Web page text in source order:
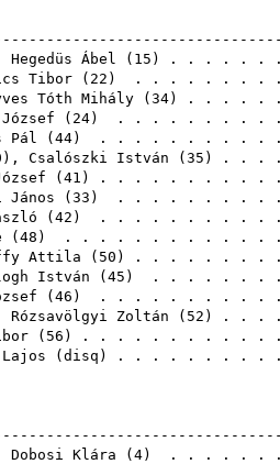
Hegedüs Ábel ( 15 ) . . . . . . .
Tibor ( 22 ) . . . . . . . . .
Tóth Mihály ( 34) . . . . . .
( 24) . . . . . . . . . .
Pál ( 44) . . . . . . . . . . .
), Csalószki István ( 35 ) . . . .
( 41 ) . . . . . . . . . . .
János ( 33 ) . . . . . . . . . .
( 42 ) . . . . . . . . . . .
( 48 ) . . . . . . . . . . . . .
Attila ( 50 ) . . . . . . . . .
István ( 45 ) . . . . . . . .
( 46 ) . . . . . . . . . . .
Rózsavölgyi Zoltán ( 52 ) . . . .
( 56 ) . . . . . . . . . . . .
( disq ) . . . . . . . . .
Dobosi Klára ( 4) . . . . . . .